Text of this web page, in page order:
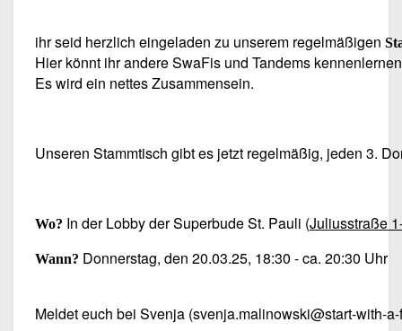
ihr seid herzlich eingeladen zu unserem regelmäßigen
Hier könnt ihr andere SwaFis und Tandems
Es wird ein nettes Zusammensein.
Unseren Stammtisch gibt es jetzt regelmäßig, jeden 3.
Wo? In der Lobby der Superbude St. Pauli (Juliusstraße
Wann? Donnerstag, den 20.03.25, 18:30 - ca. 20:30 Uhr
Meldet euch bei Svenja (svenja.malinowski@start-with-